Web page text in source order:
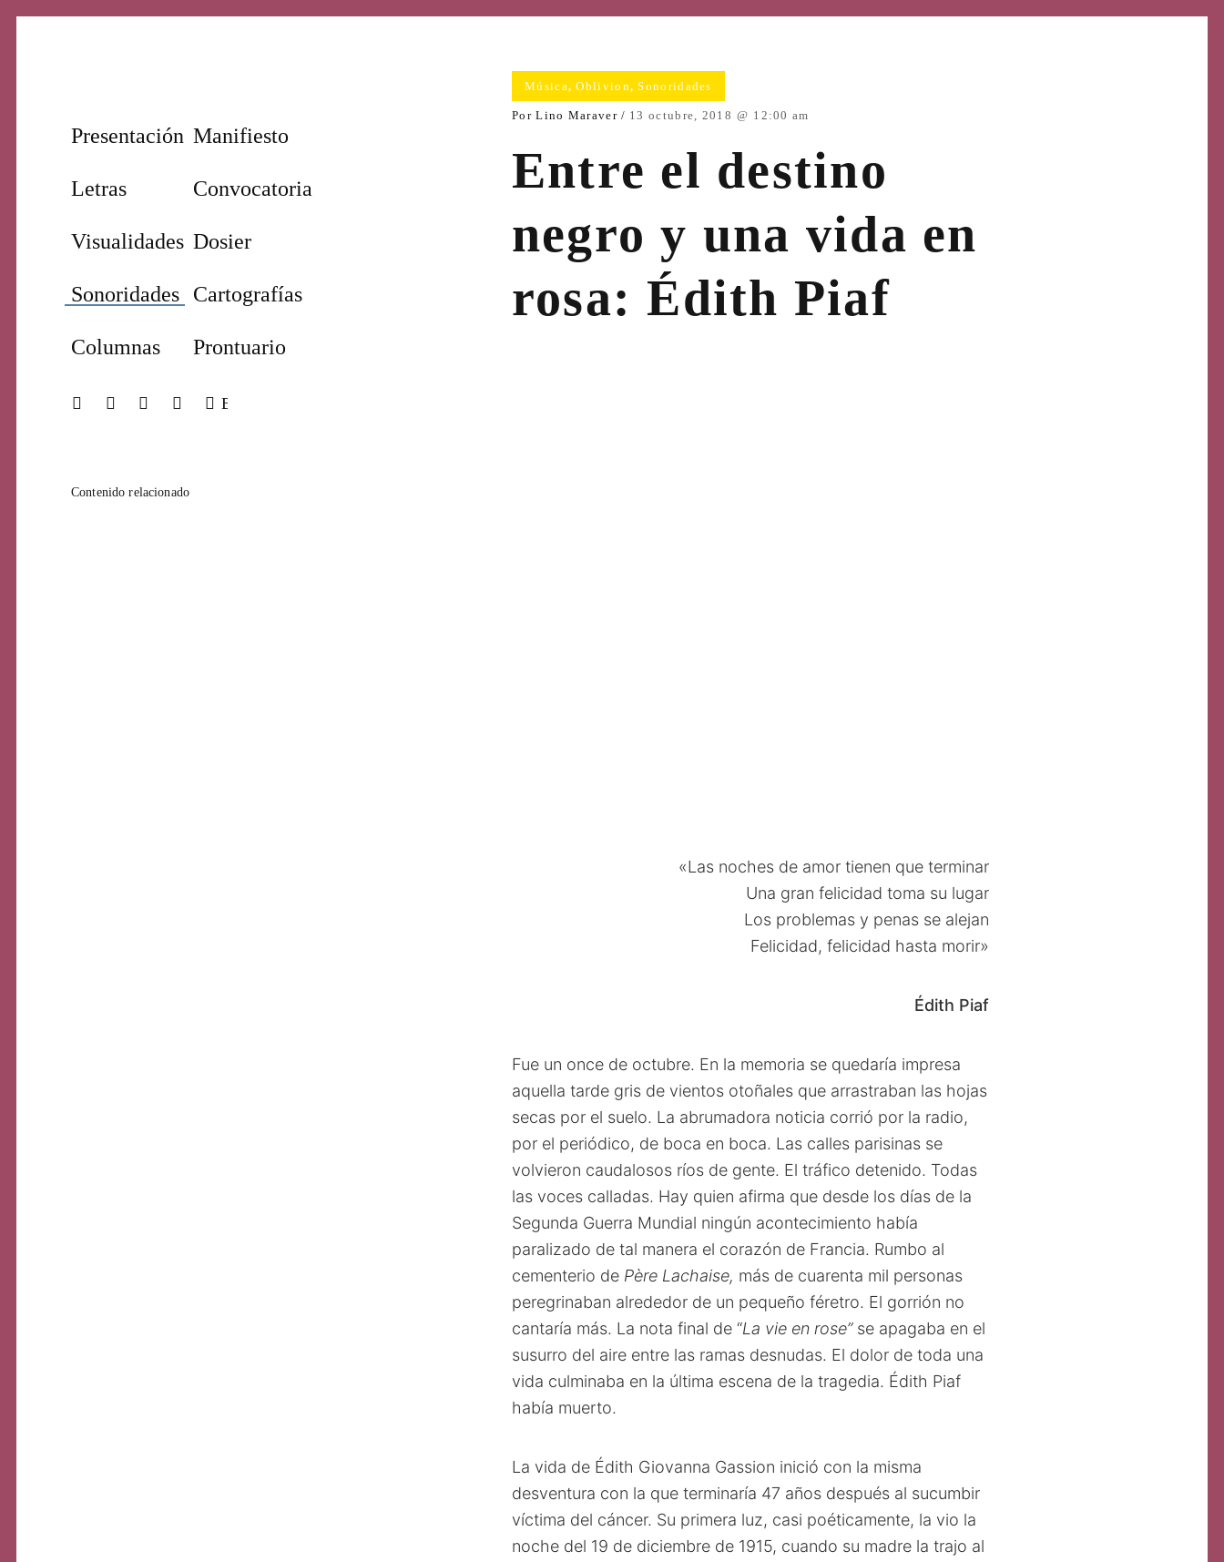
Revista
Primera
Presentación Manifiesto
Letras Convocatoria
Visualidades Dosier
Sonoridades Cartografías
Columnas Prontuario
BUSCAR
Música,Oblivion,Sonoridades
PorLino Maraver 13 octubre, 2018 12:00 am
Entre el destino
negro y una vida en
rosa: Édith Piaf
«Las noches de amor tienen que terminar
Una gran felicidad toma su lugar
Los problemas y penas se alejan
Felicidad, felicidad hasta morir»
Édith Piaf
Fue un once de octubre. En la memoria se quedaría impresa
aquella tarde gris de vientos otoñales que arrastraban las hojas
secas por el suelo. La abrumadora noticia corrió por la radio,
por el periódico, de boca en boca. Las calles parisinas se
volvieron caudalosos ríos de gente. El tráfico detenido. Todas
las voces calladas. Hay quien afirma que desde los días de la
Segunda Guerra Mundial ningún acontecimiento había
paralizado de tal manera el corazón de Francia. Rumbo al
cementerio de Père Lachaise, más de cuarenta mil personas
peregrinaban alrededor de un pequeño féretro. El gorrión no
cantaría más. La nota final de “La vie en rose” se apagaba en el
susurro del aire entre las ramas desnudas. El dolor de toda una
vida culminaba en la última escena de la tragedia. Édith Piaf
había muerto.
La vida de Édith Giovanna Gassion inició con la misma
desventura con la que terminaría 47 años después al sucumbir
víctima del cáncer. Su primera luz, casi poéticamente, la vio la
noche del 19 de diciembre de 1915, cuando su madre la trajo al
Contenido relacionado